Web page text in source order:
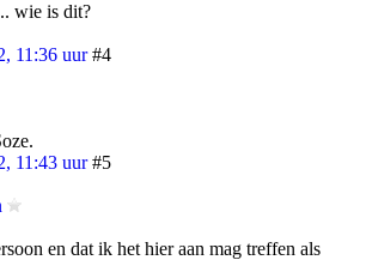
wie is dit?
11:36 uur #4
11:43 uur #5
en dat ik het hier aan mag treffen als